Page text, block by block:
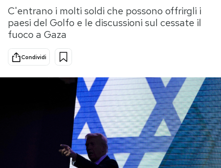
Tecnologia
Internet
Scienza
Cultura
Economia
Storie/Idee
Ok Boomer!
Mondiali calcio 2026
NEWSLETTER
C'entrano i molti soldi che possono offrirgli i
paesi del Golfo e le discussioni sul cessate il
fuoco a Gaza
Condividi